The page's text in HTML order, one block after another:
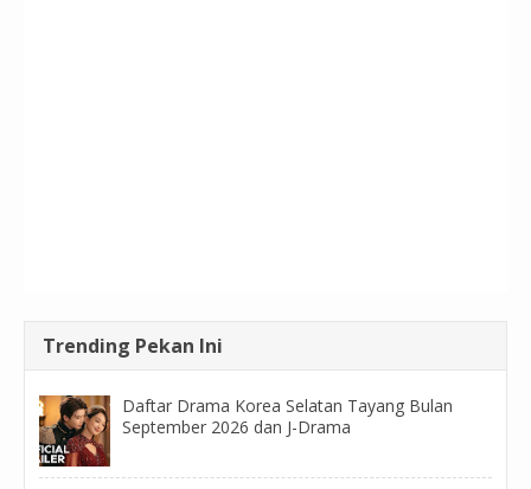
Trending Pekan Ini
Daftar Drama Korea Selatan Tayang Bulan
September 2026 dan J-Drama